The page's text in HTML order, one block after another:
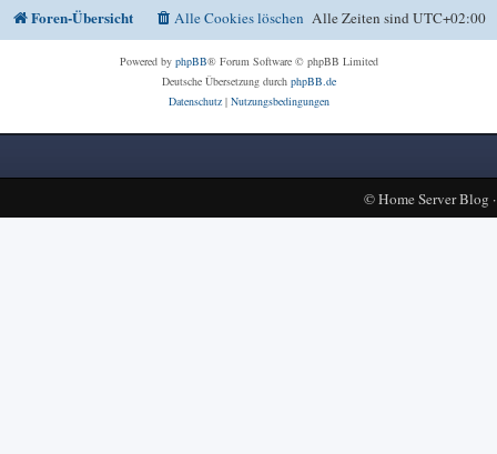
Foren-Übersicht Alle Zeiten sindUTC+02:00
Alle Cookies löschen
Powered by phpBB® Forum Software © phpBB Limited
Deutsche Übersetzung durch phpBB.de
Datenschutz| Nutzungsbedingungen
©Home Server Blog